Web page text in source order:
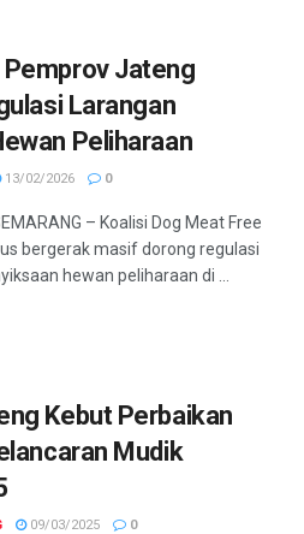
Pemprov Jateng
Larangan
Peliharaan
13/02/2026 0
– Koalisi Dog Meat Free
bergerak masif dorong regulasi
hewan peliharaan di ...
Kebut Perbaikan
Mudik
09/03/2025 0